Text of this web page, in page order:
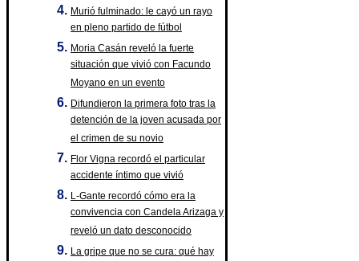
Murió fulminado: le cayó un rayo
en pleno partido de fútbol
Moria Casán reveló la fuerte
situación que vivió con Facundo
Moyano en un evento
Difundieron la primera foto tras la
detención de la joven acusada por
el crimen de su novio
Flor Vigna recordó el particular
accidente íntimo que vivió
L-Gante recordó cómo era la
convivencia con Candela Arizaga y
reveló un dato desconocido
La gripe que no se cura: qué hay